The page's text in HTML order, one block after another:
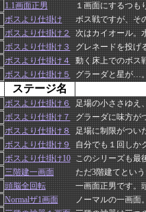
1.1画面正男
１画面にするつ
ボスより仕掛け
ボス戦ですが、そ
ボスより仕掛け２
次はカイオール。
ボスより仕掛け３
グレネードを投げ
ボスより仕掛け４
動く床上でのボス
ボスより仕掛け５
グラーダと星が…
ステージ名
ボスより仕掛け６
足場の小ささゆえ
ボスより仕掛け７
グラーダに味方が
ボスより仕掛け８
足場に制限がつい
ボスより仕掛け９
自分でも１回しか
ボスより仕掛け10
このシリーズも最
三階建一画面
ただ3階建てとい
頭脳全回転
一画面正男です。
Normalザ1画面
ノーマルの一画面